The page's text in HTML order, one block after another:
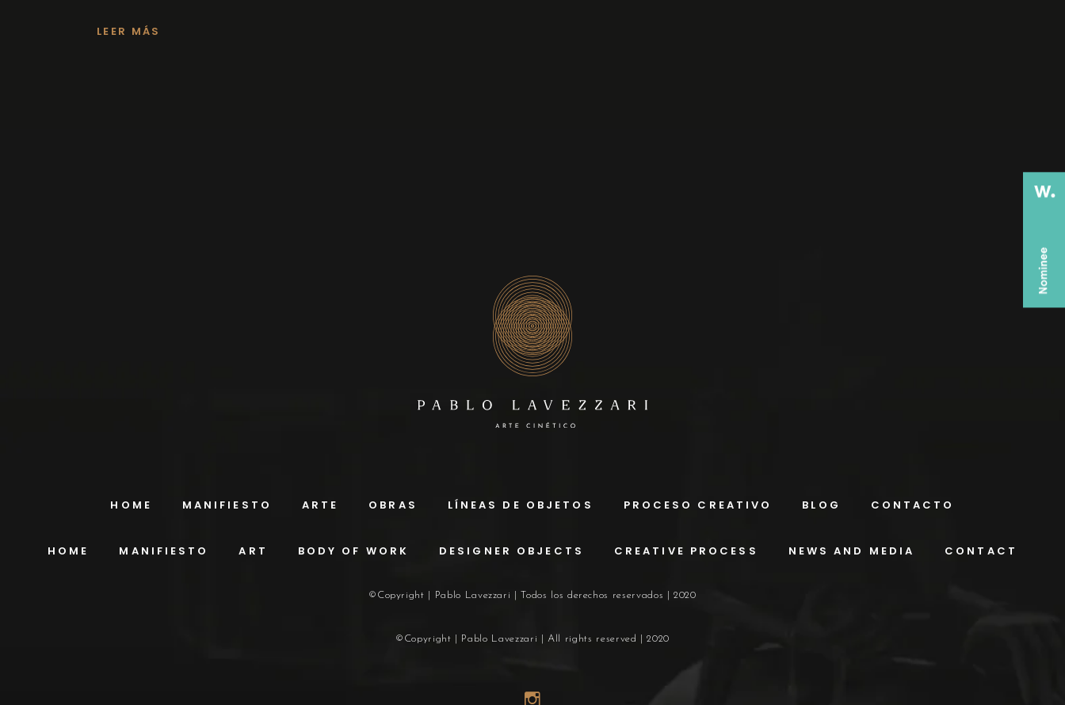
LEER MÁS
HOME MANIFIESTO ARTE OBRAS LÍNEAS DE OBJETOS PROCESO CREATIVO BLOG CONTACTO
HOME MANIFIESTO ART BODY OF WORK DESIGNER OBJECTS CREATIVE PROCESS NEWS AND MEDIA CONTACT
©Copyright | Pablo Lavezzari | Todos los derechos reservados | 2020
©Copyright | Pablo Lavezzari | All rights reserved | 2020